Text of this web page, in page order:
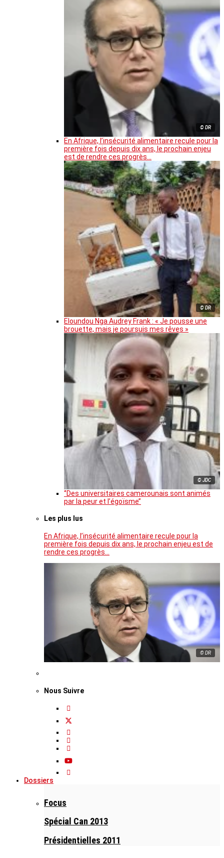
© DR
En Afrique, l’insécurité alimentaire recule pour la
première fois depuis dix ans, le prochain enjeu
est de rendre ces progrès…
© DR
Eloundou Nga Audrey Frank : « Je pousse une
brouette, mais je poursuis mes rêves »
© JDC
‘’Des universitaires camerounais sont animés
par la peur et l’égoïsme’’
Les plus lus
En Afrique, l’insécurité alimentaire recule pour la
première fois depuis dix ans, le prochain enjeu est de
rendre ces progrès…
© DR
Nous Suivre
Dossiers
Focus
Spécial Can 2013
Présidentielles 2011